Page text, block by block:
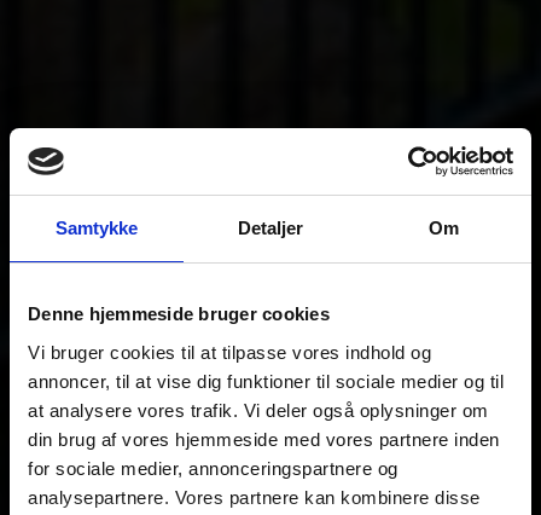
Samtykke Detaljer Om
Denne hjemmeside bruger cookies
Vi bruger cookies til at tilpasse vores indhold og
annoncer, til at vise dig funktioner til sociale medier og til
at analysere vores trafik. Vi deler også oplysninger om
din brug af vores hjemmeside med vores partnere inden
for sociale medier, annonceringspartnere og
analysepartnere. Vores partnere kan kombinere disse